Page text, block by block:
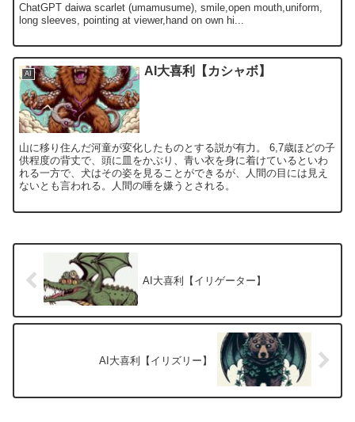
ChatGPT daiwa scarlet (umamusume), smile,open mouth,uniform,
long sleeves, pointing at viewer,hand on own hi...
AI AI大喜利【カシャボ】
山に移り住んだ河童が変化したものとする説が有力。 6,7歳ほどの子
供程度の背丈で、頭に皿をかぶり、青い衣を身に着けているといわ
れる一方で、犬はその姿を見ることができるが、人間の目には見え
ないとも言われる。人間の唾を嫌うとされる。
AI大喜利【イリゲーター】
AI大喜利【イリズリー】